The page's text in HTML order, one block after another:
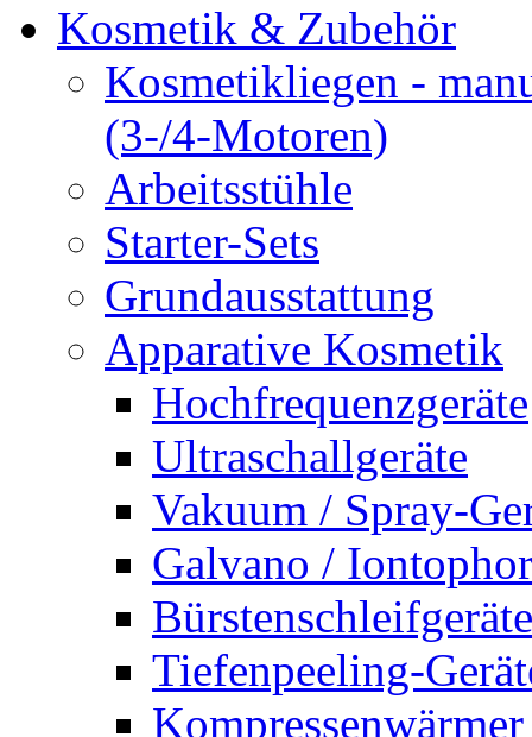
Kosmetik & Zubehör
Kosmetikliegen -
(3-/4-Motoren)
Arbeitsstühle
Starter-Sets
Grundausstattung
Apparative Kosmetik
Hochfrequenzgeräte
Ultraschallgeräte
Vakuum / Spray-
Galvano /
Bürstenschleifgeräte
Tiefenpeeling-
Kompressenwärmer